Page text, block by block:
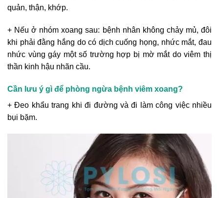
quản, thận, khớp.
+ Nếu ở nhóm xoang sau: bệnh nhân không chảy mủ, đôi
khi phải đằng hắng do có dịch cuống họng, nhức mắt, đau
nhức vùng gáy một số trường hợp bị mờ mắt do viêm thị
thần kinh hậu nhãn cầu.
Cần lưu ý gì để phòng ngừa bệnh viêm xoang?
+ Đeo khẩu trang khi đi đường và đi làm công việc nhiều
bụi bặm.